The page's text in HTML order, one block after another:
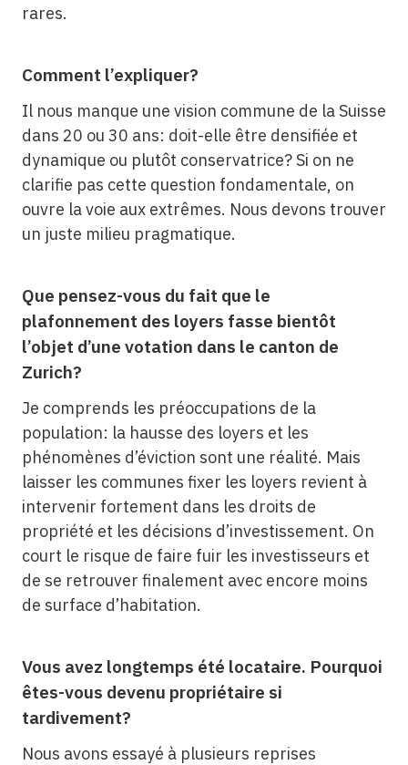
rares.
Comment l’expliquer?
Il nous manque une vision commune de la Suisse
dans 20 ou 30 ans: doit-elle être densifiée et
dynamique ou plutôt conservatrice? Si on ne
clarifie pas cette question fondamentale, on
ouvre la voie aux extrêmes. Nous devons trouver
un juste milieu pragmatique.
Que pensez-vous du fait que le
plafonnement des loyers fasse bientôt
l’objet d’une votation dans le canton de
Zurich?
Je comprends les préoccupations de la
population: la hausse des loyers et les
phénomènes d’éviction sont une réalité. Mais
laisser les communes fixer les loyers revient à
intervenir fortement dans les droits de
propriété et les décisions d’investissement. On
court le risque de faire fuir les investisseurs et
de se retrouver finalement avec encore moins
de surface d’habitation.
Vous avez longtemps été locataire. Pourquoi
êtes-vous devenu propriétaire si
tardivement?
Nous avons essayé à plusieurs reprises